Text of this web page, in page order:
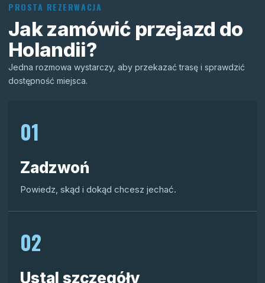
PROSTA REZERWACJA
Jak zamówić przejazd do
Holandii?
Jedna rozmowa wystarczy, aby przekazać trasę i sprawdzić
dostępność miejsca.
01
Zadzwoń
Powiedz, skąd i dokąd chcesz jechać.
02
Ustal szczegóły